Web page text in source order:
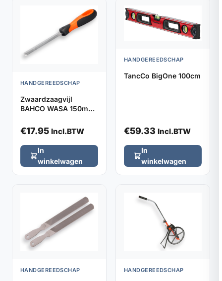
HANDGEREEDSCHAP
Zwaardzaagvijl
BAHCO WASA 150mm,
€17.95 Incl.BTW
In
winkelwagen
HANDGEREEDSCHAP
TancCo BigOne 100cm
€59.33 Incl.BTW
In
winkelwagen
HANDGEREEDSCHAP HANDGEREEDSCHAP